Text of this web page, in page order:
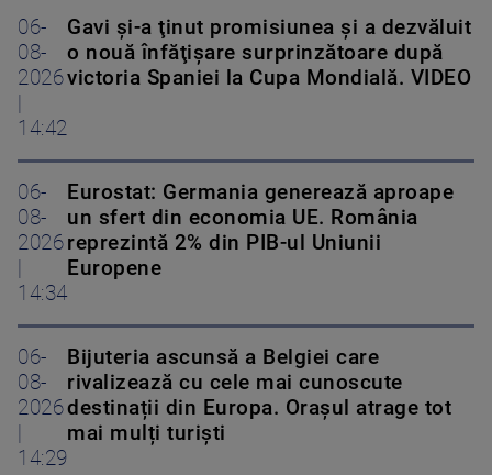
06-
08-
2026
14:42
Gavi şi-a ţinut promisiunea şi a dezvăluit
o nouă înfăţişare surprinzătoare după
victoria Spaniei la Cupa Mondială. VIDEO
06-
08-
2026
14:34
Eurostat: Germania generează aproape
un sfert din economia UE. România
reprezintă 2% din PIB-ul Uniunii
Europene
06-
08-
2026
14:29
Bijuteria ascunsă a Belgiei care
rivalizează cu cele mai cunoscute
destinații din Europa. Orașul atrage tot
mai mulți turiști